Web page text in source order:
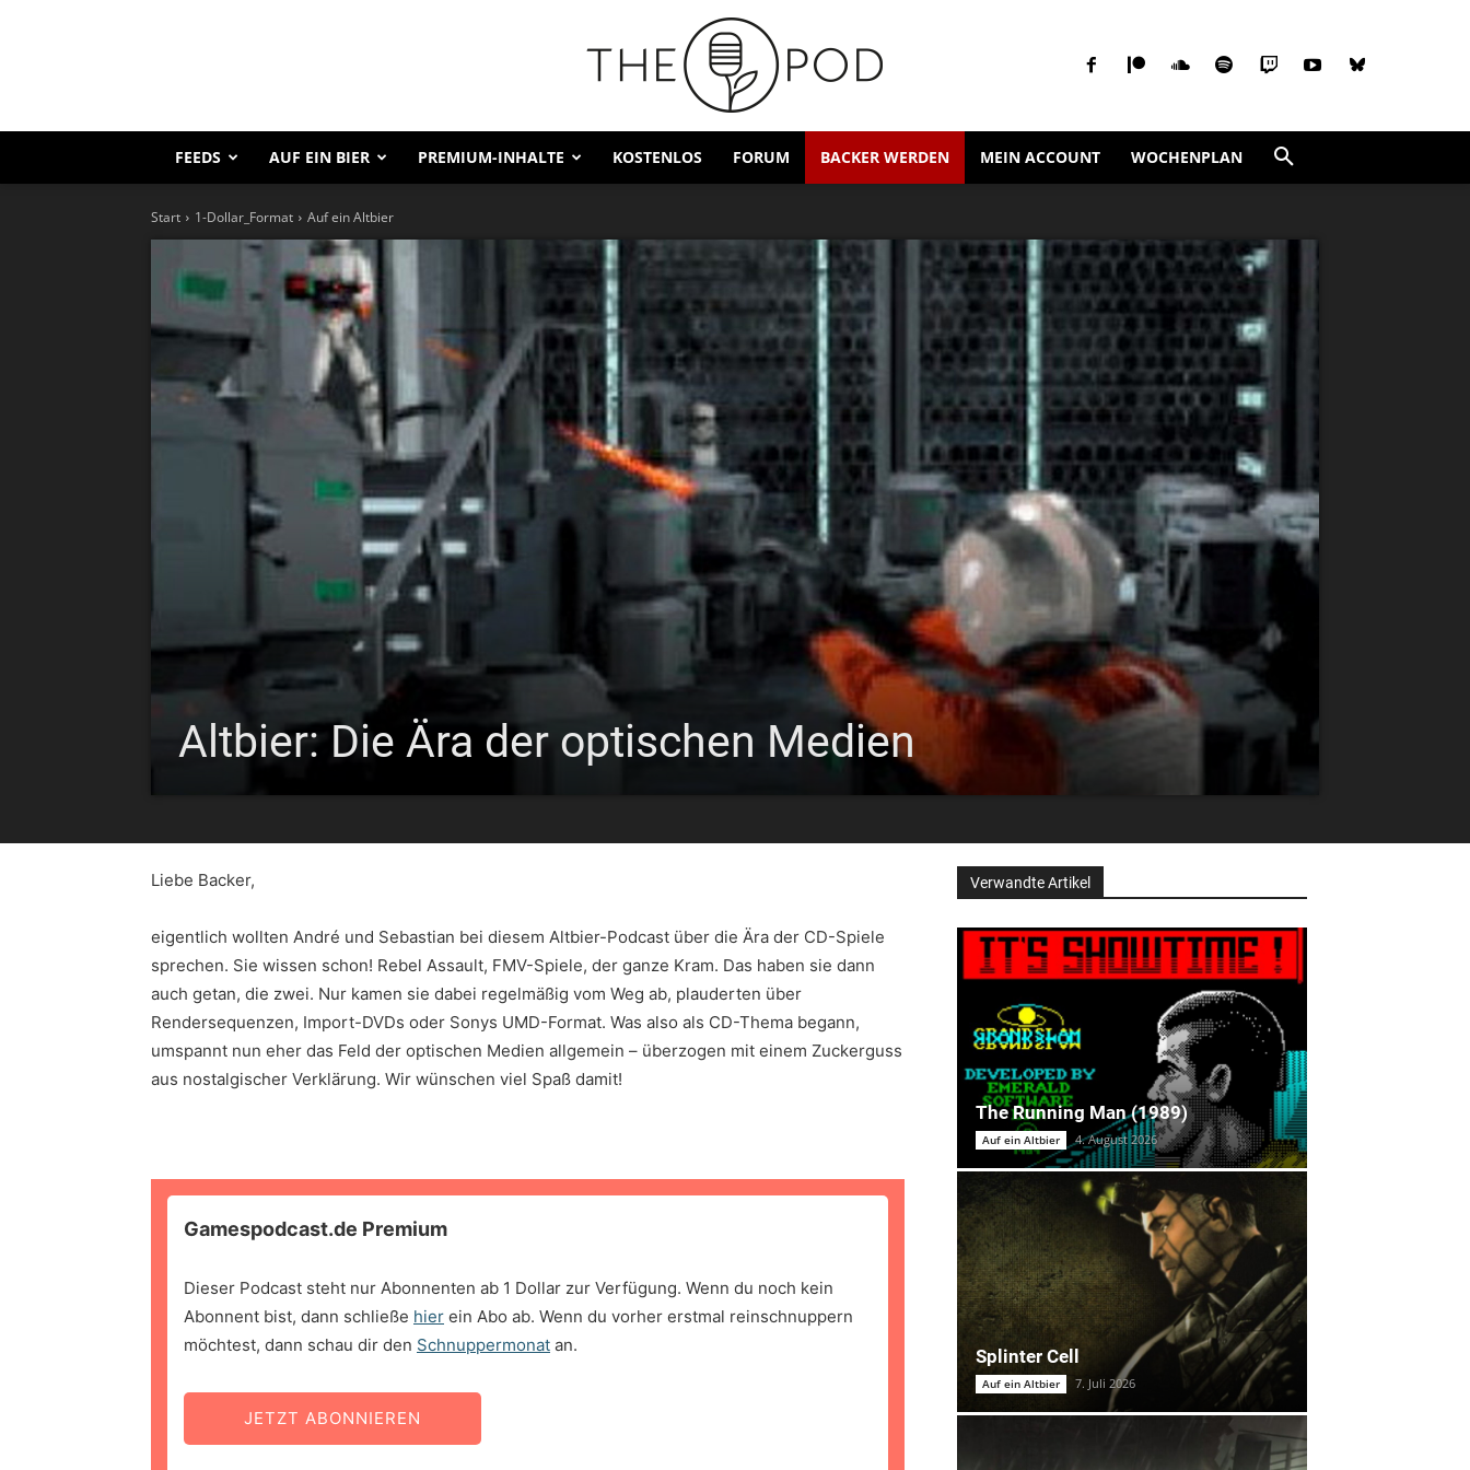
FEEDS AUF EIN BIER PREMIUM-INHALTE KOSTENLOS FORUM BACKER WERDEN MEIN ACCOUNT WOCHENPLAN
Start 1-Dollar_Format Auf ein Altbier
Altbier: Die Ära der optischen Medien
Liebe Backer,
eigentlich wollten André und Sebastian bei diesem Altbier-Podcast über die Ära der CD-Spiele
sprechen. Sie wissen schon! Rebel Assault, FMV-Spiele, der ganze Kram. Das haben sie dann
auch getan, die zwei. Nur kamen sie dabei regelmäßig vom Weg ab, plauderten über
Rendersequenzen, Import-DVDs oder Sonys UMD-Format. Was also als CD-Thema begann,
umspannt nun eher das Feld der optischen Medien allgemein – überzogen mit einem Zuckerguss
aus nostalgischer Verklärung. Wir wünschen viel Spaß damit!
Gamespodcast.de Premium
Dieser Podcast steht nur Abonnenten ab 1 Dollar zur Verfügung. Wenn du noch kein
Abonnent bist, dann schließe hier ein Abo ab. Wenn du vorher erstmal reinschnuppern
möchtest, dann schau dir den Schnuppermonat an.
JETZT ABONNIEREN
Verwandte Artikel
The Running Man (1989)
Auf ein Altbier 4. August 2026
Splinter Cell
Auf ein Altbier 7. Juli 2026